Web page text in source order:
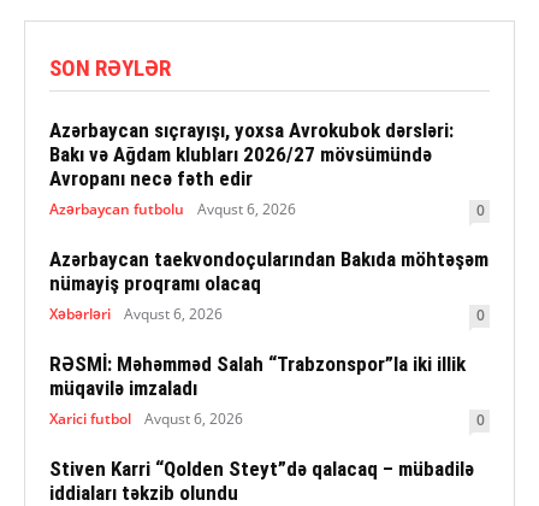
SON RƏYLƏR
Azərbaycan sıçrayışı, yoxsa Avrokubok dərsləri:
Bakı və Ağdam klubları 2026/27 mövsümündə
Avropanı necə fəth edir
Azərbaycan futbolu Avqust 6, 2026 0
Azərbaycan taekvondoçularından Bakıda möhtəşəm
nümayiş proqramı olacaq
Xəbərləri Avqust 6, 2026 0
RƏSMİ: Məhəmməd Salah “Trabzonspor”la iki illik
müqavilə imzaladı
Xarici futbol Avqust 6, 2026 0
Stiven Karri “Qolden Steyt”də qalacaq – mübadilə
iddiaları təkzib olundu